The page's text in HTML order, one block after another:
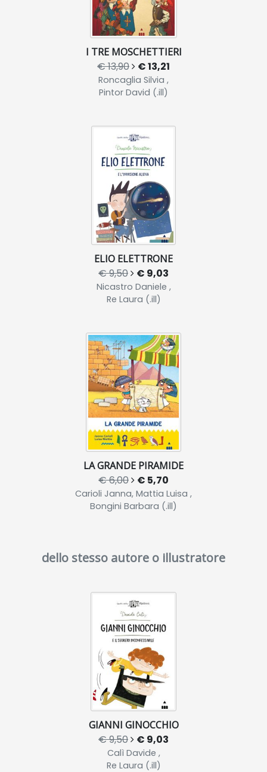
I TRE MOSCHETTIERI
€ 13,90 € 13,21
Roncaglia Silvia ,
Pintor David (.ill)
ELIO ELETTRONE
€ 9,50 € 9,03
Nicastro Daniele ,
Re Laura (.ill)
LA GRANDE PIRAMIDE
€ 6,00 € 5,70
Carioli Janna, Mattia Luisa ,
Bongini Barbara (.ill)
dello stesso autore o illustratore
GIANNI GINOCCHIO
€ 9,50 € 9,03
Calì Davide ,
Re Laura (.ill)